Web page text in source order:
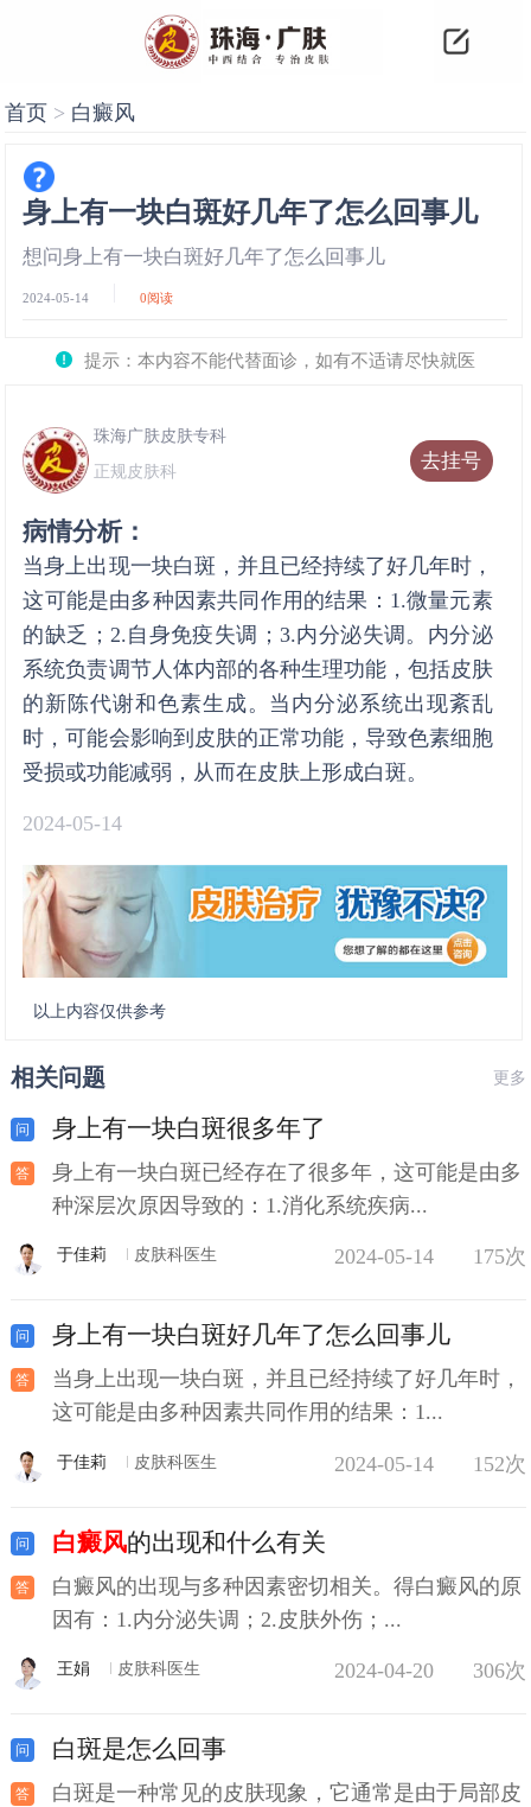
首页 > 白癜风
身上有一块白斑好几年了怎么回事儿
想问身上有一块白斑好几年了怎么回事儿
2024-05-14 0阅读
提示：本内容不能代替面诊，如有不适请尽快就医
去挂号
珠海广肤皮肤专科
正规皮肤科
病情分析：
当身上出现一块白斑，并且已经持续了好几年时，
这可能是由多种因素共同作用的结果：1.微量元素
的缺乏；2.自身免疫失调；3.内分泌失调。内分泌
系统负责调节人体内部的各种生理功能，包括皮肤
的新陈代谢和色素生成。当内分泌系统出现紊乱
时，可能会影响到皮肤的正常功能，导致色素细胞
受损或功能减弱，从而在皮肤上形成白斑。
2024-05-14
以上内容仅供参考
相关问题 更多
身上有一块白斑很多年了
身上有一块白斑已经存在了很多年，这可能是由多
种深层次原因导致的：1.消化系统疾病...
于佳莉 皮肤科医生 2024-05-14 175次
身上有一块白斑好几年了怎么回事儿
当身上出现一块白斑，并且已经持续了好几年时，
这可能是由多种因素共同作用的结果：1...
于佳莉 皮肤科医生 2024-05-14 152次
白癜风的出现和什么有关
白癜风的出现与多种因素密切相关。得白癜风的原
因有：1.内分泌失调；2.皮肤外伤；...
王娟 皮肤科医生 2024-04-20 306次
白斑是怎么回事
白斑是一种常见的皮肤现象，它通常是由于局部皮